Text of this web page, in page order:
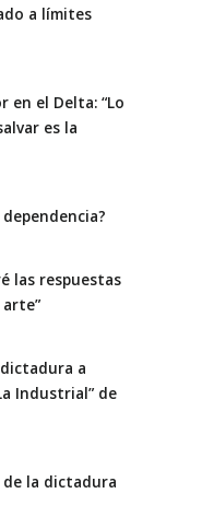
a límites
en el Delta: “Lo
es la
las respuestas
a
Industrial” de
de la dictadura